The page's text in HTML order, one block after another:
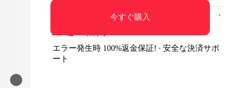
今すぐ購入
コンビニ印刷可
エラー発生時 100%返金保証! · 安全な決済サポ
ート